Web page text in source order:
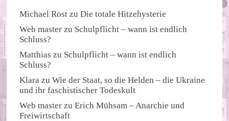
Michael Rost zuDie totale Hitzehysterie
Web master zu Schulpflicht – wann ist endlich
Schluss?
Matthias zu Schulpflicht – wann ist endlich
Schluss?
Klara zuWie der Staat, so die Helden – die Ukraine
und ihr faschistischer Todeskult
Web master zuErich Mühsam – Anarchie und
Freiwirtschaft